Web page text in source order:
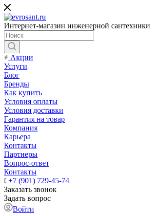
Интернет-магазин инженерной сантехники
Акции
Услуги
Блог
Бренды
Как купить
Условия оплаты
Условия доставки
Гарантия на товар
Компания
Карьера
Контакты
Партнеры
Вопрос-ответ
Контакты
+7 (901) 729-45-74
Заказать звонок
Задать вопрос
Войти